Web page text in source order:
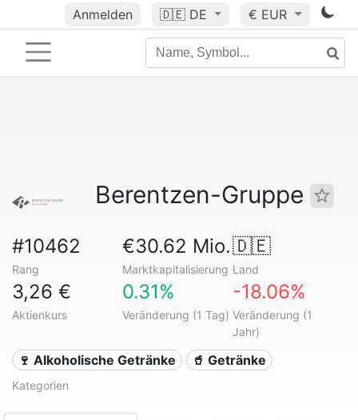
Anmelden 🇩🇪 DE € EUR
Berentzen-Gruppe
#10462
Rang
€30.62 Mio.
Marktkapitalisierung
🇩🇪
Land
3,26 €
Aktienkurs
0.31%
Veränderung (1 Tag)
-18.06%
Veränderung (1
Jahr)
🍷 Alkoholische Getränke 🥤 Getränke
Kategorien